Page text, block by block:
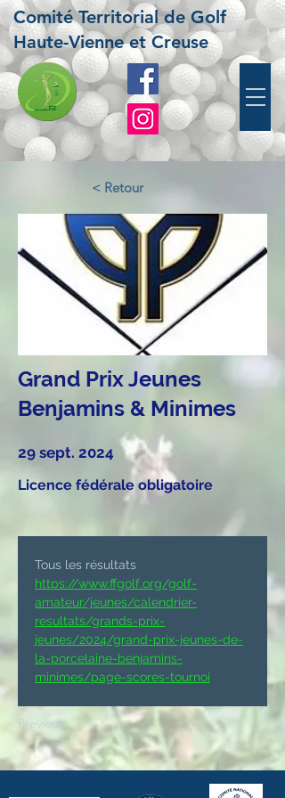
Comité Territorial de Golf
Haute-Vienne et Creuse
< Retour
Grand Prix Jeunes
Benjamins & Minimes
29 sept. 2024
Licence fédérale obligatoire
Tous les résultats
https://www.ffgolf.org/golf-
amateur/jeunes/calendrier-
resultats/grands-prix-
jeunes/2024/grand-prix-jeunes-de-
la-porcelaine-benjamins-
minimes/page-scores-tournoi
Previous